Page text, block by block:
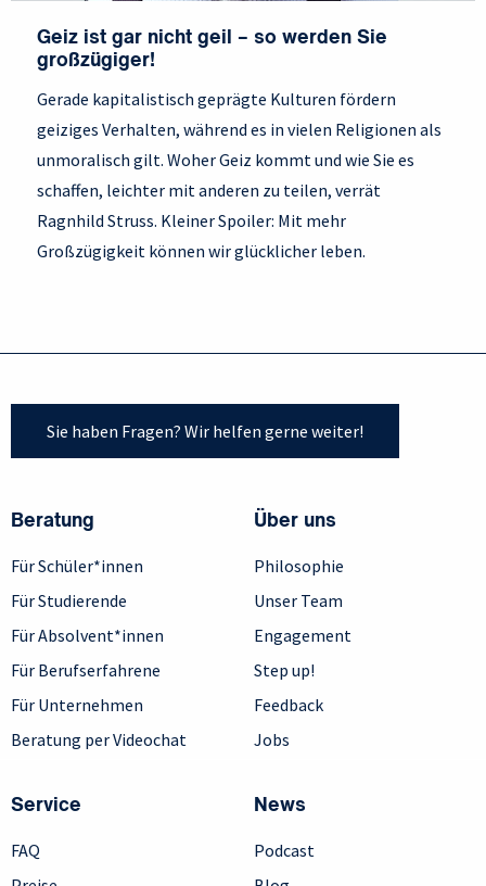
Geiz ist gar nicht geil – so werden Sie
großzügiger!
Gerade kapitalistisch geprägte Kulturen fördern
geiziges Verhalten, während es in vielen Religionen als
unmoralisch gilt. Woher Geiz kommt und wie Sie es
schaffen, leichter mit anderen zu teilen, verrät
Ragnhild Struss. Kleiner Spoiler: Mit mehr
Großzügigkeit können wir glücklicher leben.
Sie haben Fragen? Wir helfen gerne weiter!
Beratung
Für Schüler*innen
Für Studierende
Für Absolvent*innen
Für Berufserfahrene
Für Unternehmen
Beratung per Videochat
Über uns
Philosophie
Unser Team
Engagement
Step up!
Feedback
Jobs
Service
FAQ
News
Podcast